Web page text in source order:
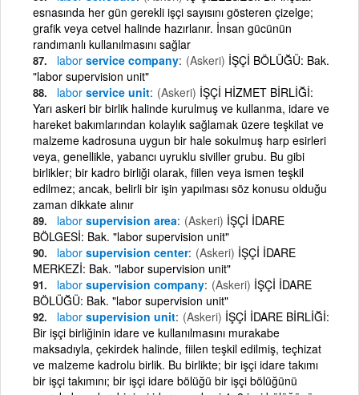
esnasında her gün gerekli işçi sayısını gösteren çizelge;
grafik veya cetvel halinde hazırlanır. İnsan gücünün
randımanlı kullanılmasını sağlar
labor service company (Askeri) İŞÇİ BÖLÜĞÜ: Bak.
"labor supervision unit"
labor service unit (Askeri) İŞÇİ HİZMET BİRLİĞİ:
Yarı askeri bir birlik halinde kurulmuş ve kullanma, idare ve
hareket bakımlarından kolaylık sağlamak üzere teşkilat ve
malzeme kadrosuna uygun bir hale sokulmuş harp esirleri
veya, genellikle, yabancı uyruklu siviller grubu. Bu gibi
birlikler; bir kadro birliği olarak, fiilen veya ismen teşkil
edilmez; ancak, belirli bir işin yapılması söz konusu olduğu
zaman dikkate alınır
labor supervision area (Askeri) İŞÇİ İDARE
BÖLGESİ: Bak. "labor supervision unit"
labor supervision center (Askeri) İŞÇİ İDARE
MERKEZİ: Bak. "labor supervision unit"
labor supervision company (Askeri) İŞÇİ İDARE
BÖLÜĞÜ: Bak. "labor supervision unit"
labor supervision unit (Askeri) İŞÇİ İDARE BİRLİĞİ:
Bir işçi birliğinin idare ve kullanılmasını murakabe
maksadıyla, çekirdek halinde, fiilen teşkil edilmiş, teçhizat
ve malzeme kadrolu birlik. Bu birlikte; bir işçi idare takımı
bir işçi takımını; bir işçi idare bölüğü bir işçi bölüğünü